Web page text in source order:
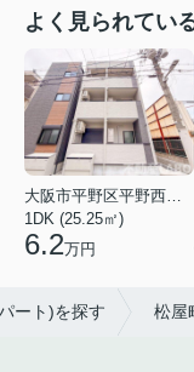
よく見られてい
大阪市平野区平野西３丁目
1DK (25.25㎡)
6.2万円
ート)を探す 松屋